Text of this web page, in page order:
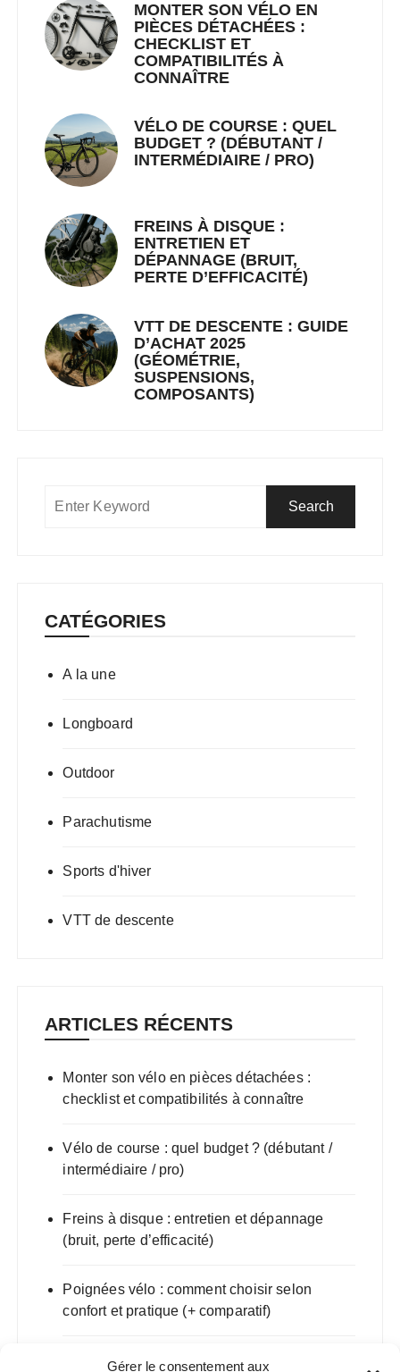
Gérer le consentement aux
MONTER SON VÉLO EN
PIÈCES DÉTACHÉES :
CHECKLIST ET
COMPATIBILITÉS À
CONNAÎTRE
VÉLO DE COURSE : QUEL
BUDGET ? (DÉBUTANT /
INTERMÉDIAIRE / PRO)
FREINS À DISQUE :
ENTRETIEN ET
DÉPANNAGE (BRUIT,
PERTE D’EFFICACITÉ)
VTT DE DESCENTE : GUIDE
D’ACHAT 2025
(GÉOMÉTRIE,
SUSPENSIONS,
COMPOSANTS)
CATÉGORIES
A la une
Longboard
Outdoor
Parachutisme
Sports d'hiver
VTT de descente
ARTICLES RÉCENTS
Monter son vélo en pièces détachées :
checklist et compatibilités à connaître
Vélo de course : quel budget ? (débutant /
intermédiaire / pro)
Freins à disque : entretien et dépannage
(bruit, perte d’efficacité)
Poignées vélo : comment choisir selon
confort et pratique (+ comparatif)
VTT de descente : guide d’achat 2025